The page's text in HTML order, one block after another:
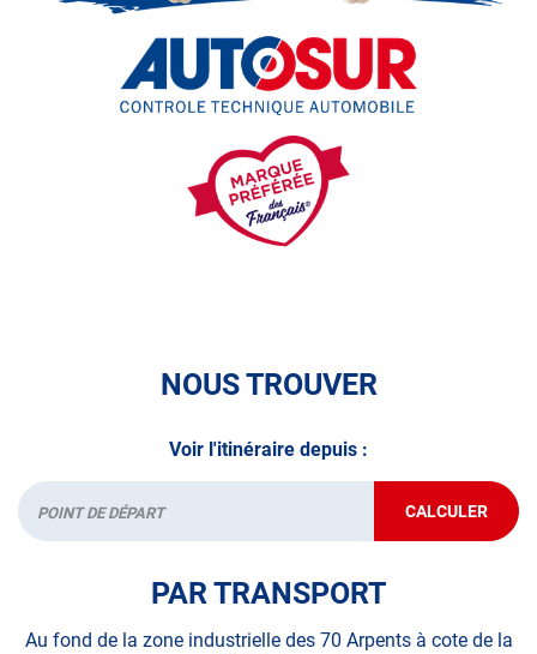
NOUS TROUVER
Voir l'itinéraire depuis :
Départ CALCULER
JUSQU'AU
POINT
PAR TRANSPORT
Au fond de la zone industrielle des 70 Arpents à cote de la